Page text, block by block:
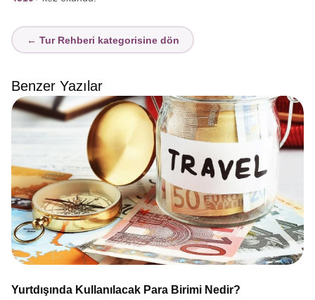
← Tur Rehberi kategorisine dön
Benzer Yazılar
Yurtdışında Kullanılacak Para Birimi Nedir?